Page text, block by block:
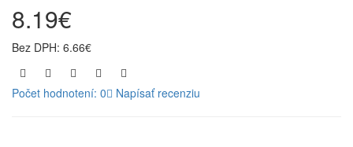
8.19€
Bez DPH: 6.66€
Počet hodnotení: 0 Napísať recenziu